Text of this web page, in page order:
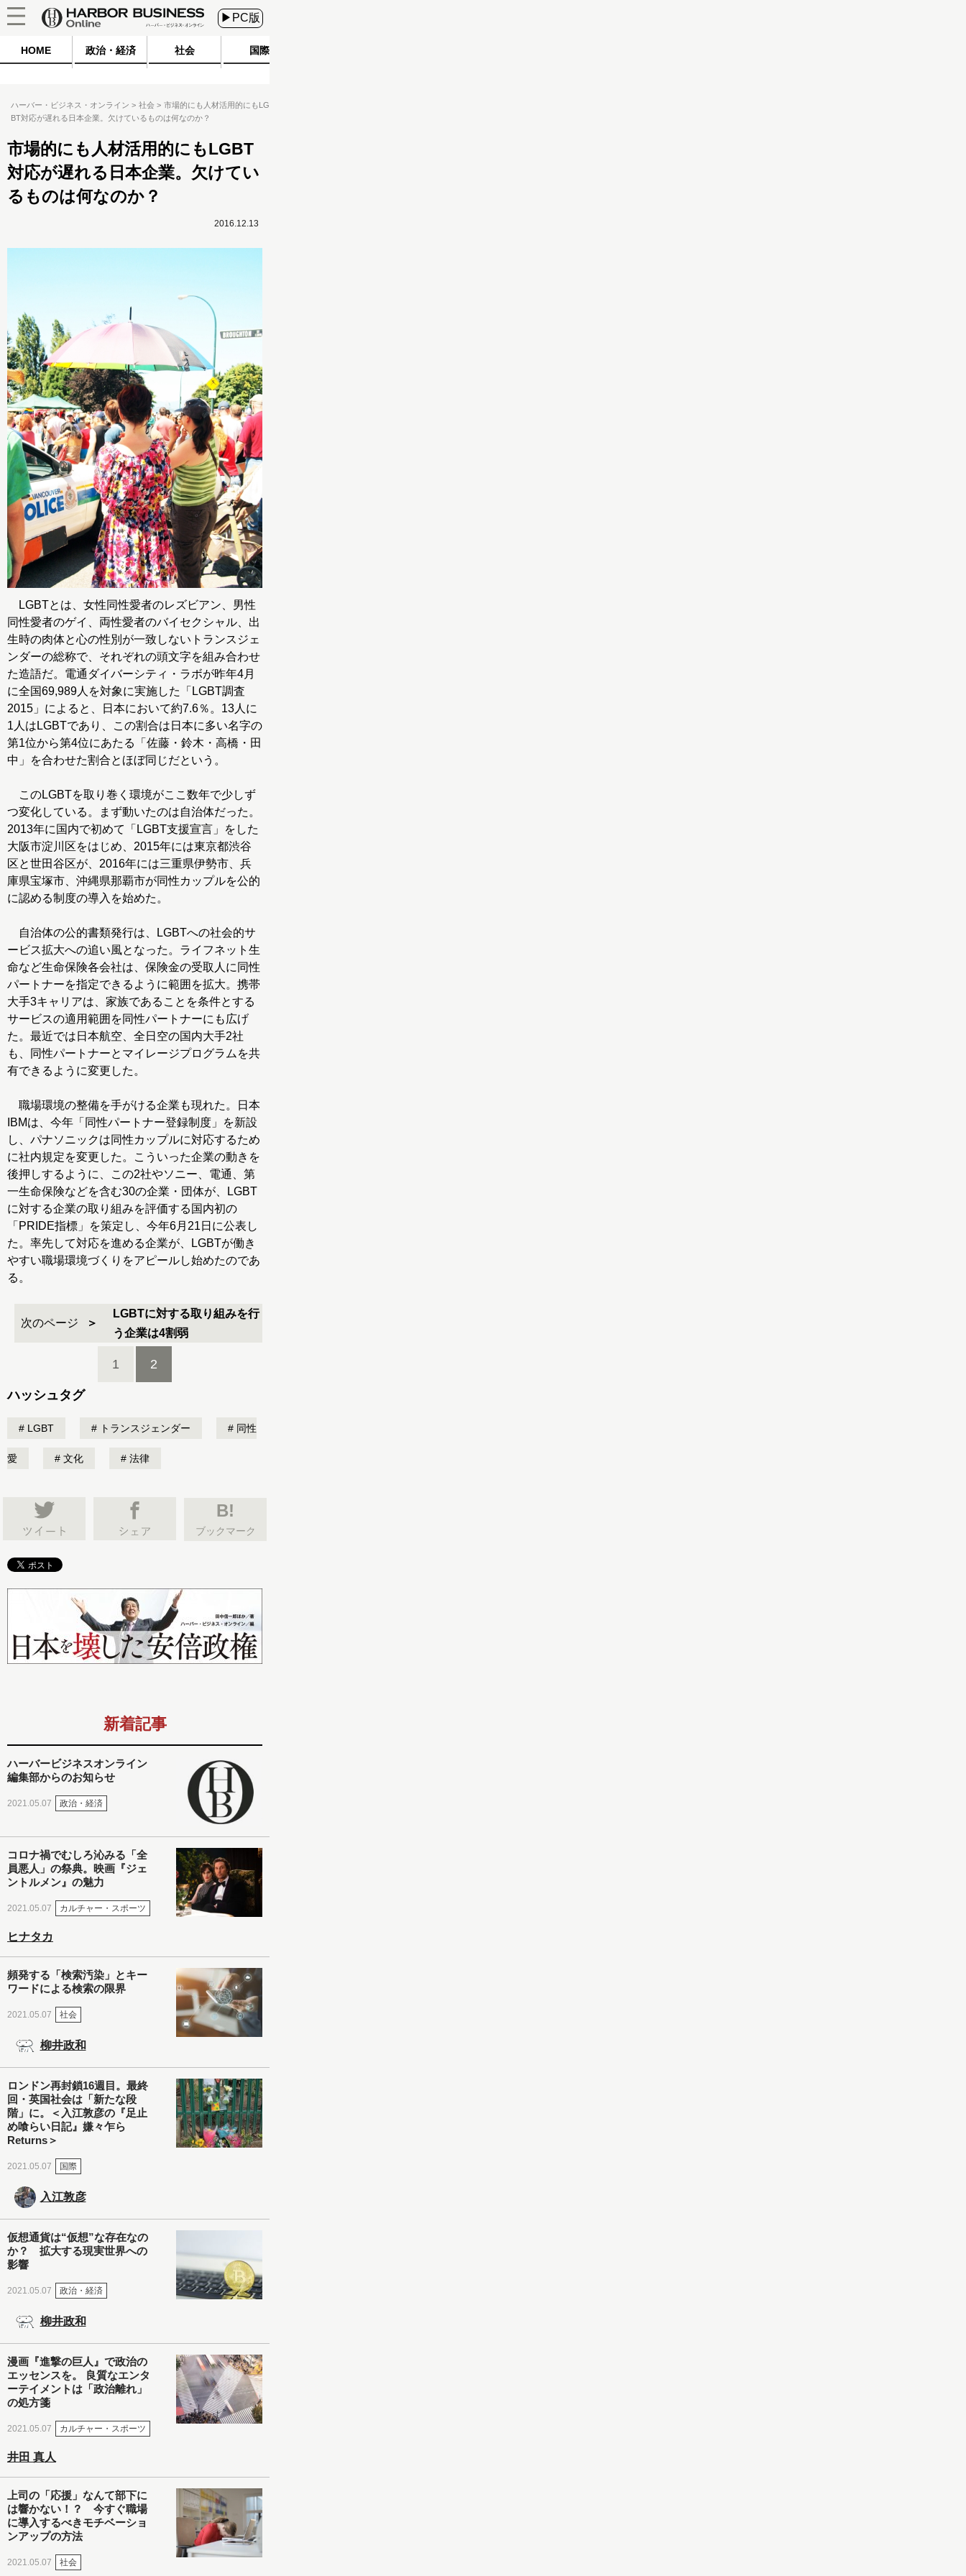
▶PC版
HOME 政治・経済 社会 国際
ハーバー・ビジネス・オンライン 社会
市場的にも人材活用的にもLG
BT対応が遅れる日本企業。欠けているものは何なのか？
市場的にも人材活用的にもLGBT
対応が遅れる日本企業。欠けてい
るものは何なのか？
2016.12.13
LGBTとは、女性同性愛者のレズビアン、男性
同性愛者のゲイ、両性愛者のバイセクシャル、出
生時の肉体と心の性別が一致しないトランスジェ
ンダーの総称で、それぞれの頭文字を組み合わせ
た造語だ。電通ダイバーシティ・ラボが昨年4月
に全国69,989人を対象に実施した「LGBT調査
2015」によると、日本において約7.6％。13人に
1人はLGBTであり、この割合は日本に多い名字の
第1位から第4位にあたる「佐藤・鈴木・高橋・田
中」を合わせた割合とほぼ同じだという。
このLGBTを取り巻く環境がここ数年で少しず
つ変化している。まず動いたのは自治体だった。
2013年に国内で初めて「LGBT支援宣言」をした
大阪市淀川区をはじめ、2015年には東京都渋谷
区と世田谷区が、2016年には三重県伊勢市、兵
庫県宝塚市、沖縄県那覇市が同性カップルを公的
に認める制度の導入を始めた。
自治体の公的書類発行は、LGBTへの社会的サ
ービス拡大への追い風となった。ライフネット生
命など生命保険各会社は、保険金の受取人に同性
パートナーを指定できるように範囲を拡大。携帯
大手3キャリアは、家族であることを条件とする
サービスの適用範囲を同性パートナーにも広げ
た。最近では日本航空、全日空の国内大手2社
も、同性パートナーとマイレージプログラムを共
有できるように変更した。
職場環境の整備を手がける企業も現れた。日本
IBMは、今年「同性パートナー登録制度」を新設
し、パナソニックは同性カップルに対応するため
に社内規定を変更した。こういった企業の動きを
後押しするように、この2社やソニー、電通、第
一生命保険などを含む30の企業・団体が、LGBT
に対する企業の取り組みを評価する国内初の
「PRIDE指標」を策定し、今年6月21日に公表し
た。率先して対応を進める企業が、LGBTが働き
やすい職場環境づくりをアピールし始めたのであ
る。
次のページ
LGBTに対する取り組みを行
う企業は4割弱
1 2
ハッシュタグ
LGBT トランスジェンダー 同性
愛 文化 法律
B!
ブックマーク
新着記事
ハーバービジネスオンライン
編集部からのお知らせ
2021.05.07 政治・経済
コロナ禍でむしろ沁みる「全
員悪人」の祭典。映画『ジェ
ントルメン』の魅力
2021.05.07 カルチャー・スポーツ
ヒナタカ
頻発する「検索汚染」とキー
ワードによる検索の限界
2021.05.07 社会
柳井政和
ロンドン再封鎖16週目。最終
回・英国社会は「新たな段
階」に。＜入江敦彦の『足止
め喰らい日記』嫌々乍ら
Returns＞
2021.05.07 国際
入江敦彦
仮想通貨は“仮想”な存在なの
か？ 拡大する現実世界への
影響
2021.05.07 政治・経済
柳井政和
漫画『進撃の巨人』で政治の
エッセンスを。 良質なエンタ
ーテイメントは「政治離れ」
の処方箋
2021.05.07 カルチャー・スポーツ
井田 真人
上司の「応援」なんて部下に
は響かない！？ 今すぐ職場
に導入するべきモチベーショ
ンアップの方法
2021.05.07 社会